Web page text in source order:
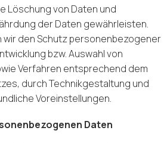
Löschung von Daten und
der Daten gewährleisten.
den Schutz personenbezogener
bzw. Auswahl von
Verfahren entsprechend dem
durch Technikgestaltung und
Voreinstellungen.
Daten